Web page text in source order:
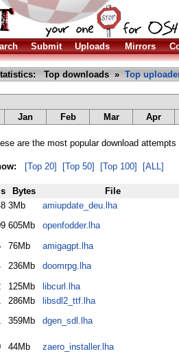
Submit Uploads Mirrors
Top downloads » Top
Jan Feb Mar Apr
are the most popular download
[Top 20] [Top 50] [Top 100] [ALL]
Bytes
File
3Mb
amiupdate_deu.lha
605Mb
openfodder.lha
76Mb
amigagpt.lha
236Mb
doomrpg.lha
125Mb
libcurl.lha
286Mb
libsdl2_ttf.lha
359Mb dgen_sdl.lha
44Mb
zaero_installer.lha